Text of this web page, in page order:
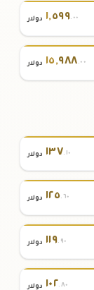
١,٥٩٩.٠٠ دولار
١٥,٩٨٨.٠٠ دولار
١٣٧.١٠ دولار
١٢٥.٦٠ دولار
١١٩.٩٠ دولار
١٠٢.٨٠ دولار